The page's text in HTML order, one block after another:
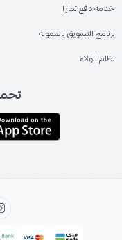
خدمة دفع تمارا
برنامج التسويق بالعمولة
نظام الولاء